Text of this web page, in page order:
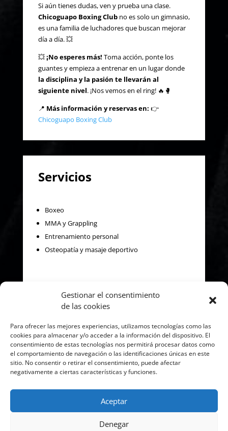
Gestionar el consentimiento
de las cookies
Para ofrecer las mejores experiencias, utilizamos tecnologías como las
cookies para almacenar y/o acceder a la información del dispositivo. El
consentimiento de estas tecnologías nos permitirá procesar datos como
el comportamiento de navegación o las identificaciones únicas en este
sitio. No consentir o retirar el consentimiento, puede afectar
negativamente a ciertas características y funciones.
Aceptar
Denegar
Si aún tienes dudas, ven y prueba una clase.
Chicoguapo Boxing Clubno es solo un gimnasio,
es una familia de luchadores que buscan mejorar
día a día. 💥
💥¡No esperes más! Toma acción, ponte los
guantes y empieza a entrenar en un lugar donde
la disciplina y la pasión te llevarán al
siguiente nivel. ¡Nos vemos en el ring! 🔥🥊
📍 Más información y reservas en: 👉
Chicoguapo Boxing Club
Servicios
Boxeo
MMA y Grappling
Entrenamiento personal
Osteopatía y masaje deportivo
Mapa
marketing y permitir este contenido